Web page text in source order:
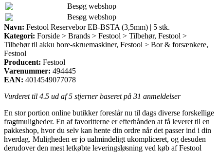
Besøg webshop
Besøg webshop
Navn: Festool Reservebor EB-BSTA (3,5mm) | 5 stk.
Kategori: Forside > Brands > Festool > Tilbehør, Festool >
Tilbehør til akku bore-skruemaskiner, Festool > Bor & forsænkere,
Festool
Producent: Festool
Varenummer: 494445
EAN: 4014549077078
Vurderet til 4.5 ud af 5 stjerner baseret på 31 anmeldelser
En stor portion online butikker foreslår nu til dags diverse forskellige
fragtmuligheder. En af favoritterne er efterhånden at få leveret til en
pakkeshop, hvor du selv kan hente din ordre når det passer ind i din
hverdag. Muligheden er jo ualmindeligt ukompliceret, og desuden
derudover den mest letkøbte leveringsløsning ved køb af Festool